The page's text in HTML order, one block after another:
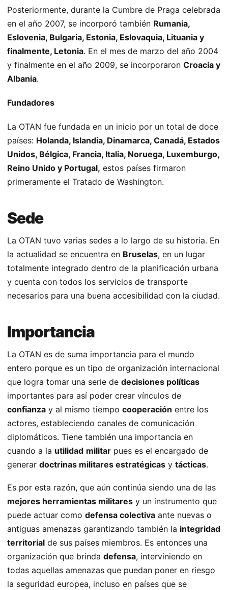
Posteriormente, durante la Cumbre de Praga celebrada
en el año 2007, se incorporó también Rumania,
Eslovenia, Bulgaria, Estonia, Eslovaquia, Lituania y
finalmente, Letonia. En el mes de marzo del año 2004
y finalmente en el año 2009, se incorporaron Croacia y
Albania.
Fundadores
La OTAN fue fundada en un inicio por un total de doce
países: Holanda, Islandia, Dinamarca, Canadá, Estados
Unidos, Bélgica, Francia, Italia, Noruega, Luxemburgo,
Reino Unido y Portugal, estos países firmaron
primeramente el Tratado de Washington.
Sede
La OTAN tuvo varias sedes a lo largo de su historia. En
la actualidad se encuentra en Bruselas, en un lugar
totalmente integrado dentro de la planificación urbana
y cuenta con todos los servicios de transporte
necesarios para una buena accesibilidad con la ciudad.
Importancia
La OTAN es de suma importancia para el mundo
entero porque es un tipo de organización internacional
que logra tomar una serie de decisiones políticas
importantes para así poder crear vínculos de
confianza y al mismo tiempo cooperación entre los
actores, estableciendo canales de comunicación
diplomáticos. Tiene también una importancia en
cuando a la utilidad militar pues es el encargado de
generar doctrinas militares estratégicas y tácticas.
Es por esta razón, que aún continúa siendo una de las
mejores herramientas militares y un instrumento que
puede actuar como defensa colectiva ante nuevas o
antiguas amenazas garantizando también la integridad
territorial de sus países miembros. Es entonces una
organización que brinda defensa, interviniendo en
todas aquellas amenazas que puedan poner en riesgo
la seguridad europea, incluso en países que se